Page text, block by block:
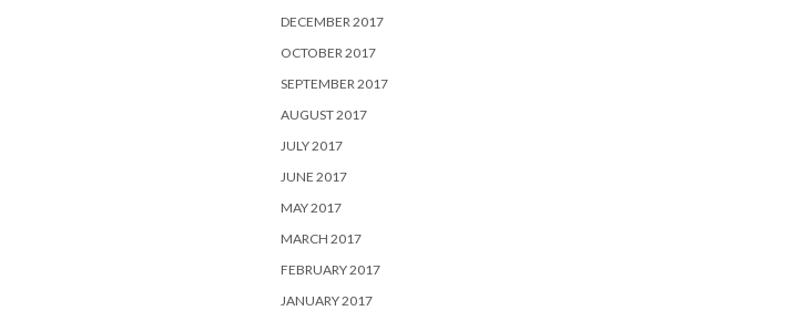
DECEMBER 2017
OCTOBER 2017
SEPTEMBER 2017
AUGUST 2017
JULY 2017
JUNE 2017
MAY 2017
MARCH 2017
FEBRUARY 2017
JANUARY 2017